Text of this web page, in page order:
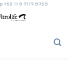
+55 11 9 7117 9759